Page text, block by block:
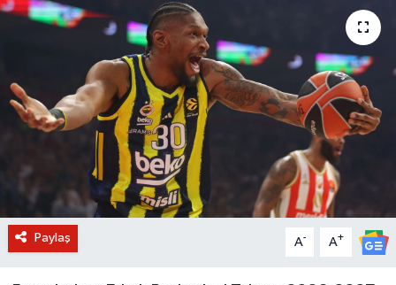
Paylaş A- A+
BİLİM VE TEKNOLOJİ
OTOMOBİL
KURUMSAL